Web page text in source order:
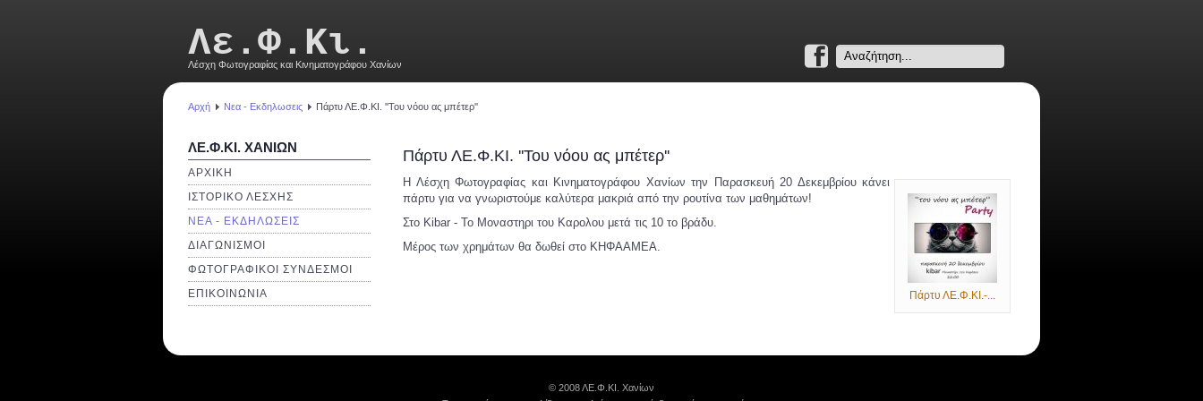
Λε.Φ.Κι.
Λέσχη Φωτογραφίας και Κινηματογράφου Χανίων
Search
...
Αρχή Νεα - Εκδηλωσεις Πάρτυ ΛΕ.Φ.ΚΙ. ''Του νόου ας μπέτερ''
ΛΕ.Φ.ΚΙ. ΧΑΝΙΩΝ
ΑΡΧΙΚΗ
ΙΣΤΟΡΙΚΟ ΛΕΣΧΗΣ
ΝΕΑ - ΕΚΔΗΛΩΣΕΙΣ
ΔΙΑΓΩΝΙΣΜΟΙ
ΦΩΤΟΓΡΑΦΙΚΟΙ ΣΥΝΔΕΣΜΟΙ
ΕΠΙΚΟΙΝΩΝΙΑ
Πάρτυ ΛΕ.Φ.ΚΙ. ''Του νόου ας μπέτερ''
Πάρτυ ΛΕ.Φ.ΚΙ.-...
Η Λέσχη Φωτογραφίας και Κινηματογράφου Χανίων την Παρασκευή 20 Δεκεμβρίου κάνει
πάρτυ για να γνωριστούμε καλύτερα μακριά από την ρουτίνα των μαθημάτων!
Στο Kibar - Το Μοναστηρι του Καρολου μετά τις 10 το βράδυ.
Μέρος των χρημάτων θα δωθεί στο ΚΗΦΑΑΜΕΑ.
© 2008 ΛΕ.Φ.ΚΙ. Χανίων